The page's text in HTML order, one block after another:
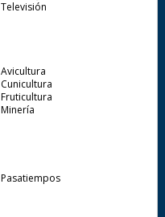
Televisión
Avicultura
Cunicultura
Fruticultura
Minería
Pasatiempos